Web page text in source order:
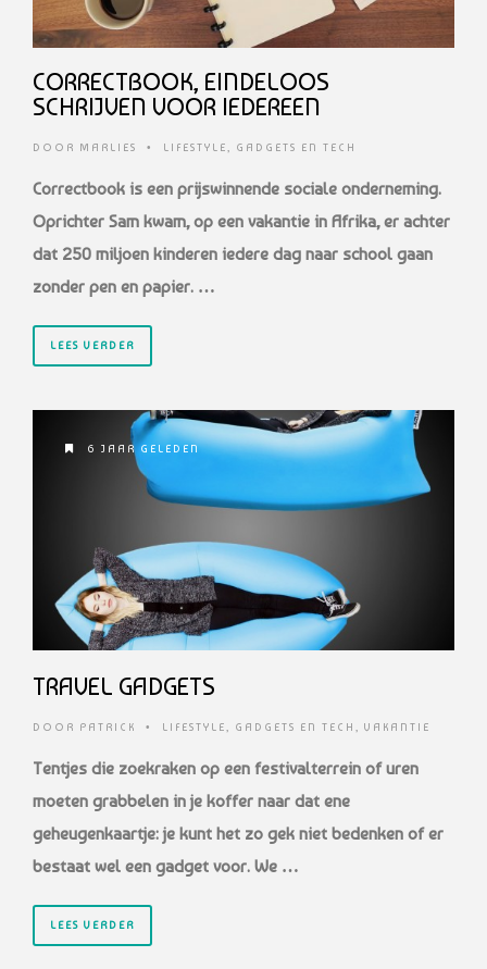
CORRECTBOOK, EINDELOOS
SCHRIJVEN VOOR IEDEREEN
DOOR MARLIES • LIFESTYLE, GADGETS EN TECH
Correctbook is een prijswinnende sociale onderneming.
Oprichter Sam kwam, op een vakantie in Afrika, er achter
dat 250 miljoen kinderen iedere dag naar school gaan
zonder pen en papier. …
LEES VERDER
6 JAAR GELEDEN
TRAVEL GADGETS
DOOR PATRICK • LIFESTYLE, GADGETS EN TECH , VAKANTIE
Tentjes die zoekraken op een festivalterrein of uren
moeten grabbelen in je koffer naar dat ene
geheugenkaartje: je kunt het zo gek niet bedenken of er
bestaat wel een gadget voor. We …
LEES VERDER